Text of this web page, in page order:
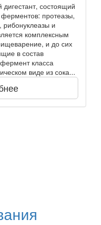
состоящий
протеазы,
и
комплексным
и до сих
в состав
класса
виде из сока...